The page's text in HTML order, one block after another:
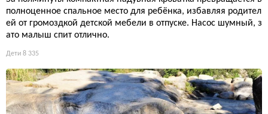
полноценное спальное место для ребёнка, избавляя родител
ей от громоздкой детской мебели в отпуске. Насос шумный, з
ато малыш спит отлично.
Дети 8 335